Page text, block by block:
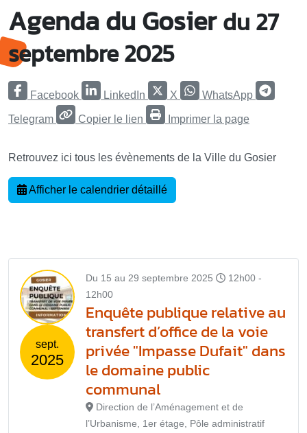
Agenda du Gosierdu 27
septembre 2025
Facebook LinkedIn X WhatsApp
Telegram Copier le lien Imprimer la page
Retrouvez ici tous les évènements de la Ville du Gosier
Afficher le calendrier détaillé
sept.
2025
Du 15 au 29 septembre 2025
12h00 -
12h00
Enquête publique relative au
transfert d’office de la voie
privée "Impasse Dufait" dans
le domaine public
communal
Direction de l’Aménagement et de
l’Urbanisme, 1er étage, Pôle administratif